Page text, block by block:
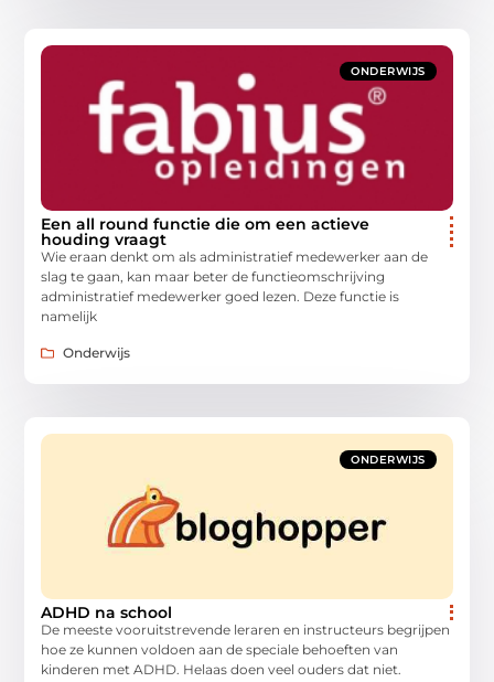
ONDERWIJS
Een all round functie die om een actieve
houding vraagt
Wie eraan denkt om als administratief medewerker aan de
slag te gaan, kan maar beter de functieomschrijving
administratief medewerker goed lezen. Deze functie is
namelijk
Onderwijs
ONDERWIJS
ADHD na school
De meeste vooruitstrevende leraren en instructeurs begrijpen
hoe ze kunnen voldoen aan de speciale behoeften van
kinderen met ADHD. Helaas doen veel ouders dat niet.